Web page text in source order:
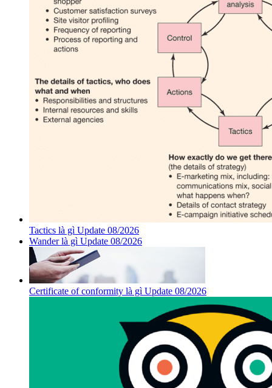
Tactics là gì Update 08/2026
Wander là gì Update 08/2026
Certificate of conformity là gì Update 08/2026